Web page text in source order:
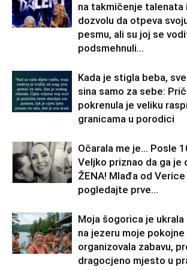
na takmičenje talenata
dozvolu da otpeva
pesmu, ali su joj se
podsmehnuli...
Kada je stigla beba,
sina samo za sebe:
pokrenula je veliku
granicama u porodici
Očarala me je… Posle
Veljko priznao da ga je
ŽENA! Mlađa od
pogledajte prve...
Moja šogorica je
na jezeru moje
organizovala zabavu,
dragocjeno mjesto u